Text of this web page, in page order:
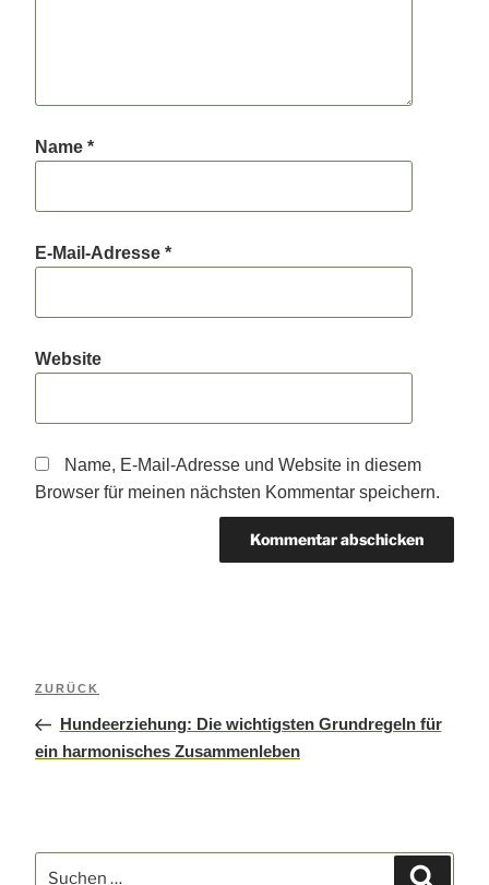
Name *
E-Mail-Adresse *
Website
Name, E-Mail-Adresse und Website in diesem
Browser für meinen nächsten Kommentar speichern.
Beitragsnavigation
Vorheriger
Beitrag
ZURÜCK
Hundeerziehung: Die wichtigsten Grundregeln für
ein harmonisches Zusammenleben